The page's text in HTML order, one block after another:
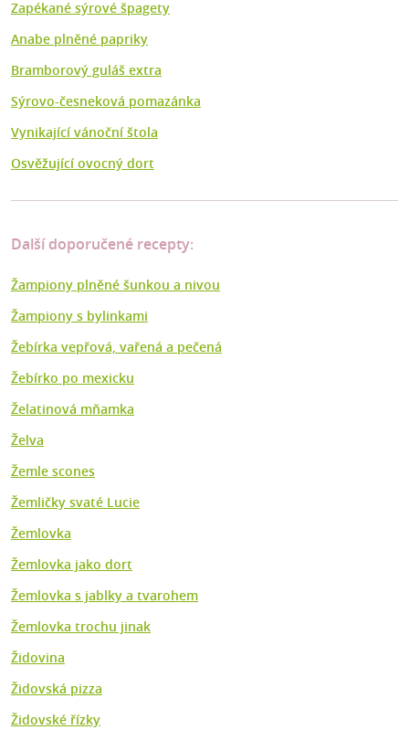
Zapékané sýrové špagety
Anabe plněné papriky
Bramborový guláš extra
Sýrovo-česneková pomazánka
Vynikající vánoční štola
Osvěžující ovocný dort
Další doporučené recepty:
Žampiony plněné šunkou a nivou
Žampiony s bylinkami
Žebírka vepřová, vařená a pečená
Žebírko po mexicku
Želatinová mňamka
Želva
Žemle scones
Žemličky svaté Lucie
Žemlovka
Žemlovka jako dort
Žemlovka s jablky a tvarohem
Žemlovka trochu jinak
Židovina
Židovská pizza
Židovské řízky